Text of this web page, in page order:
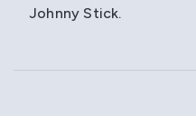
Johnny Stick.